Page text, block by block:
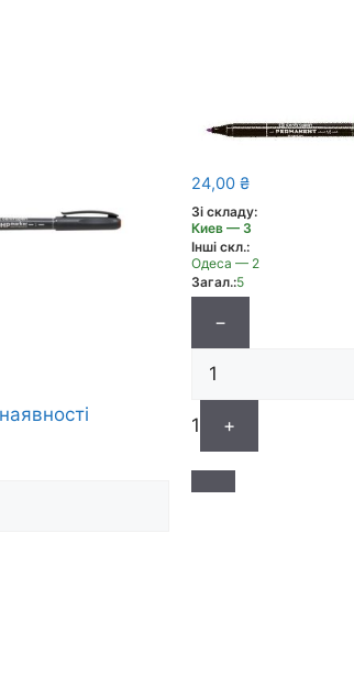
24,00₴
Зі складу:
Киев — 3
Інші скл.:
Одеса — 2
Загал.:5
−
1 +